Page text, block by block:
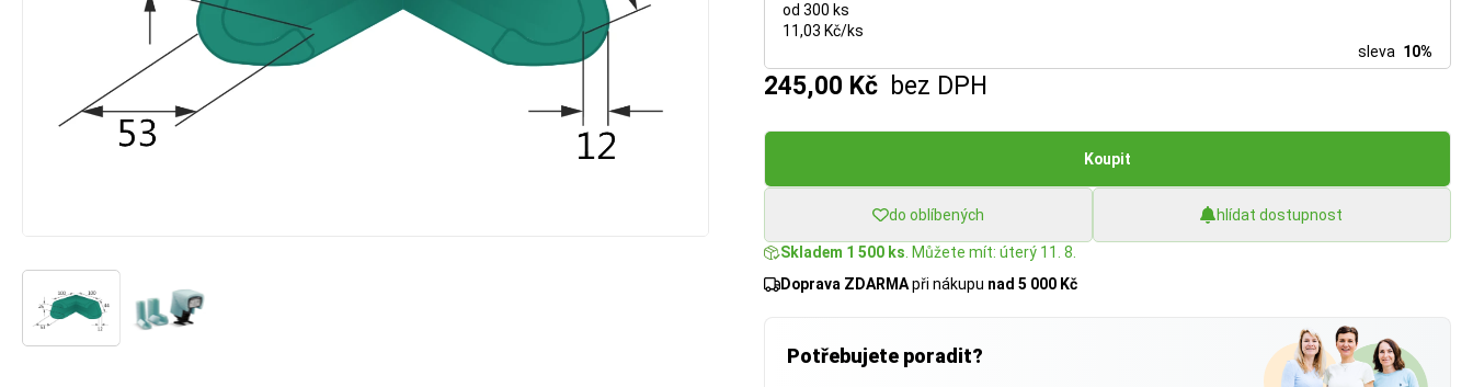
od 300 ks
11,03 Kč/ks
sleva 10%
245,00 Kč bez DPH
Koupit
do oblíbených hlídat dostupnost
Skladem 1 500 ks . Můžete mít: úterý 11. 8.
Doprava ZDARMApři nákupu nad 5 000 Kč
Potřebujete poradit?